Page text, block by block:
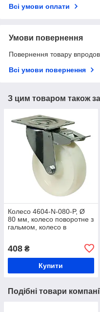
Всі умови оплати
Умови повернення
Повернення товару
Всі умови повернення
З цим товаром також
Колесо 4604-N-080-P, Ø
80 мм, колесо поворотне з
гальмом, колесо в
обладнання з поліаміду
408 ₴
Купити
Подібні товари